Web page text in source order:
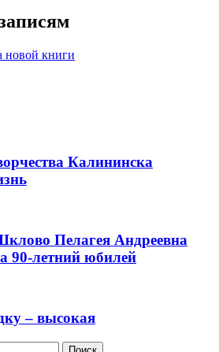
новой книги
Калининска
Пелагея Андреевна
90-летний юбилей
– высокая